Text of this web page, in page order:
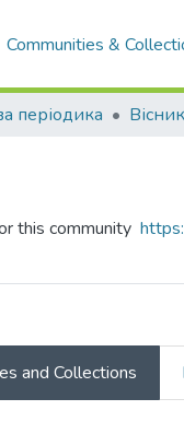
Communities &
періодика
this community
and Collections